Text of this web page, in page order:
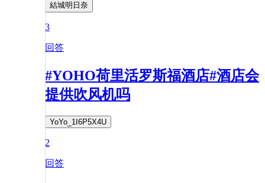
結城明日奈
3
回答
#YOHO荷里活罗斯福酒店#酒店会
提供吹风机吗
YoYo_1I6P5X4U
2
回答